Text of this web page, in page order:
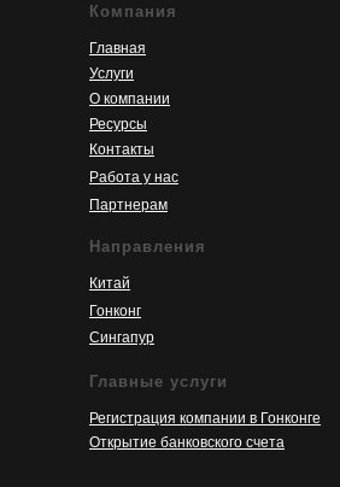
Компания
Главная
Направления
Китай
Главные услуги
Регистрация компании в Гонконге
Контакты
Открытие банковского счета
Услуги
О компании
Ресурсы
Работа у нас
Партнерам
Гонконг
Сингапур